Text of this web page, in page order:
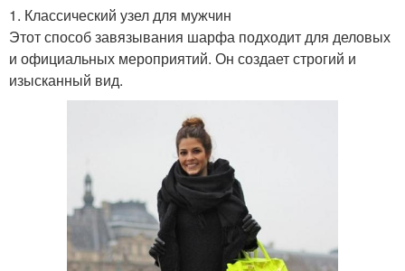
1. Классический узел для мужчин
Этот способ завязывания шарфа подходит для деловых
и официальных мероприятий. Он создает строгий и
изысканный вид.